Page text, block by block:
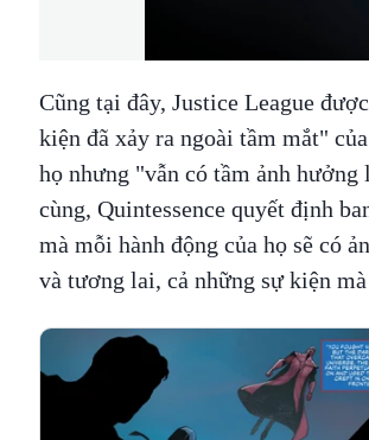
Cũng tại đây, Justice League
kiện đã xảy ra ngoài tầm mắt"
họ nhưng "vẫn có tầm ảnh
cùng, Quintessence quyết định
mà mỗi hành động của họ sẽ có
và tương lai, cả những sự kiện